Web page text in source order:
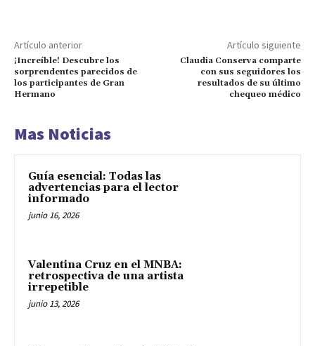
Artículo anterior
¡Increíble! Descubre los
sorprendentes parecidos de
los participantes de Gran
Hermano
Artículo siguiente
Claudia Conserva comparte
con sus seguidores los
resultados de su último
chequeo médico
Mas Noticias
Guía esencial: Todas las
advertencias para el lector
informado
junio 16, 2026
Valentina Cruz en el MNBA:
retrospectiva de una artista
irrepetible
junio 13, 2026